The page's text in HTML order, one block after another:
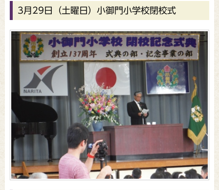
3月29日（土曜日）小御門小学校閉校式